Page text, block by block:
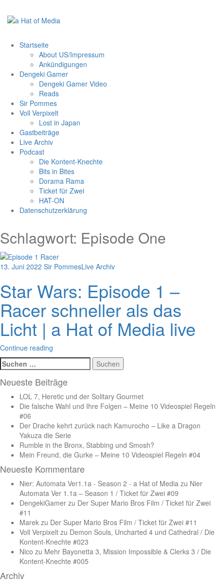
Inhalt
springen
Startseite
About US/Impressum
Ankündigungen
Dengeki Gamer
Dengeki Gamer Video
Reads
Sir Pommes
Voll Verpixelt
Lost in Japan
Gastbeiträge
Live Archiv
Podcast
Die Kontent-Knechte
Bits in Bites
Dorama Rama
Ticket für Zwei
HAT-ON
Datenschutzerklärung
Schlagwort: Episode One
13. Juni 2022 Sir PommesLive Archiv
Star Wars: Episode 1 –
Racer schneller als das
Licht | a Hat of Media live
Continue reading
Suchen
nach:
Neueste Beiträge
LOL 7, Heretic und der Solitary Gourmet
Die falsche Wahl und Ihre Folgen – Meine 10 Videospiel Regeln
#06
Der Drache kehrt zurück nach Kamurocho – Like a Dragon
Yakuza die Serie
Rumble in the Bronx, Stabbing und Smosh?
Mein Freund, die Gurke – Meine 10 Videospiel Regeln #04
Neueste Kommentare
Nier: Automata Ver1.1a - Season 2 - a Hat of Media zu Nier
Automata Ver 1.1a – Season 1 / Ticket für Zwei #09
DengekiGamer zu Der Super Mario Bros Film / Ticket für Zwei
#11
Marek zu Der Super Mario Bros Film / Ticket für Zwei #11
Voll Verpixelt zu Demon Souls, Uncharted 4 und Cathedral / Die
Kontent-Knechte #023
Nico zu Mehr Bayonetta 3, Mission Impossible & Clerks 3 / Die
Kontent-Knechte #005
Archiv